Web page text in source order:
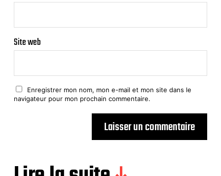
Site web
Enregistrer mon nom, mon e-mail et mon site dans le
navigateur pour mon prochain commentaire.